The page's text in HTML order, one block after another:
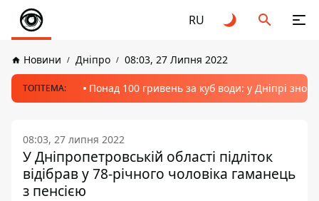
RU
Новини Дніпро 08:03, 27 Липня 2022
ТОПТЕМА: Понад 100 гривень за куб води: у Дніпрі
08:03, 27 липня 2022
У Дніпропетровській області підліток
відібрав у 78-річного чоловіка гаманець
з пенсією